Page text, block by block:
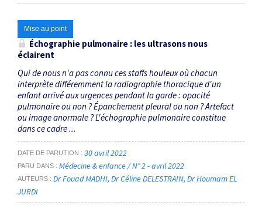
Mise au point
Échographie pulmonaire : les ultrasons nous
éclairent
Qui de nous n'a pas connu ces staffs houleux où chacun
interprète différemment la radiographie thoracique d'un
enfant arrivé aux urgences pendant la garde : opacité
pulmonaire ou non ? Épanchement pleural ou non ? Artefact
ou image anormale ? L'échographie pulmonaire constitue
dans ce cadre ...
DATE DE PARUTION 30 avril 2022
PARU DANS Médecine & enfance / N° 2 - avril 2022
AUTEURS Dr Fouad MADHI Dr Céline DELESTRAIN Dr Houmam EL
JURDI